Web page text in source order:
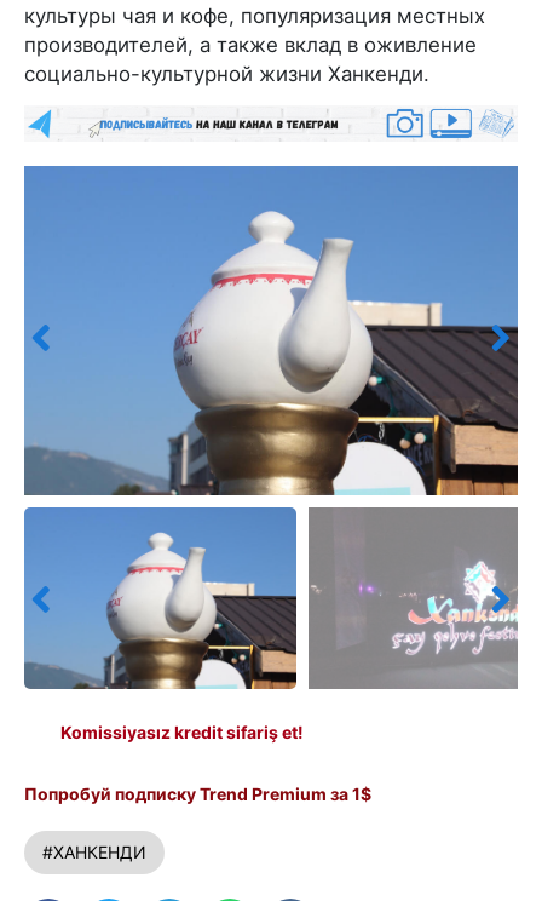
культуры чая и кофе, популяризация местных
производителей, а также вклад в оживление
социально-культурной жизни Ханкенди.
Komissiyasız kredit sifariş et!
Попробуй подписку Trend Premium за 1$
#ХАНКЕНДИ